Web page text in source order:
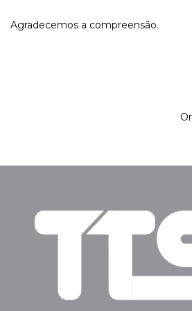
Agradecemos a compreensão.